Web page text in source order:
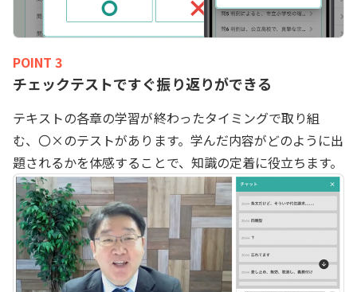
POINT 3
チェックテストですぐ振り返りができる
テキストの各章の学習が終わったタイミングで取り組
む、〇×のテストがあります。学んだ内容がどのように出
題されるかを体感することで、知識の定着に役立ちます。